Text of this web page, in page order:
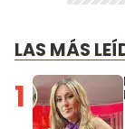
LAS MÁS
1